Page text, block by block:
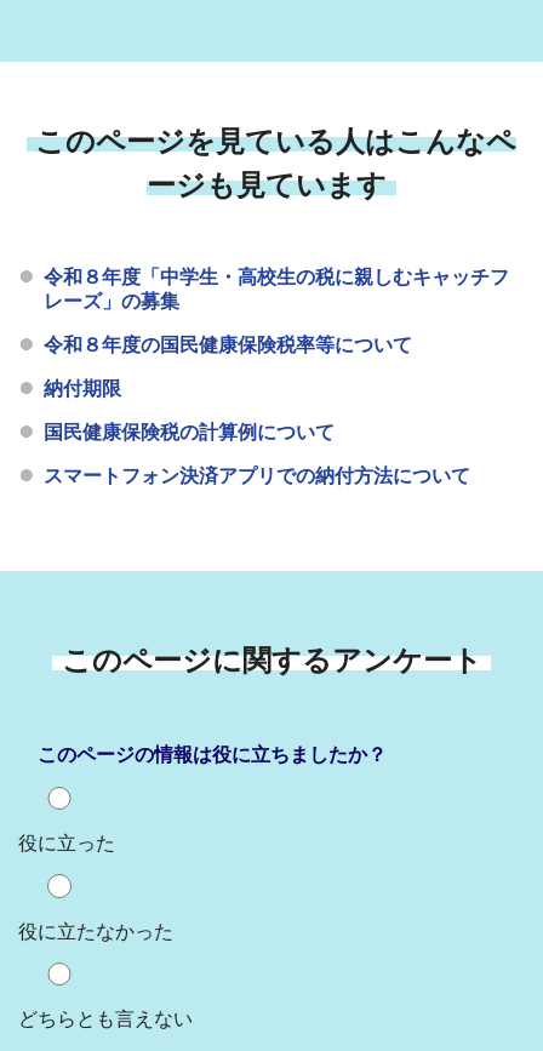
このページを見ている人はこんなペ
ージも見ています
令和８年度「中学生・高校生の税に親しむキャッチフ
レーズ」の募集
令和８年度の国民健康保険税率等について
納付期限
国民健康保険税の計算例について
スマートフォン決済アプリでの納付方法について
このページに関するアンケート
このページの情報は役に立ちましたか？
役に立った
役に立たなかった
どちらとも言えない